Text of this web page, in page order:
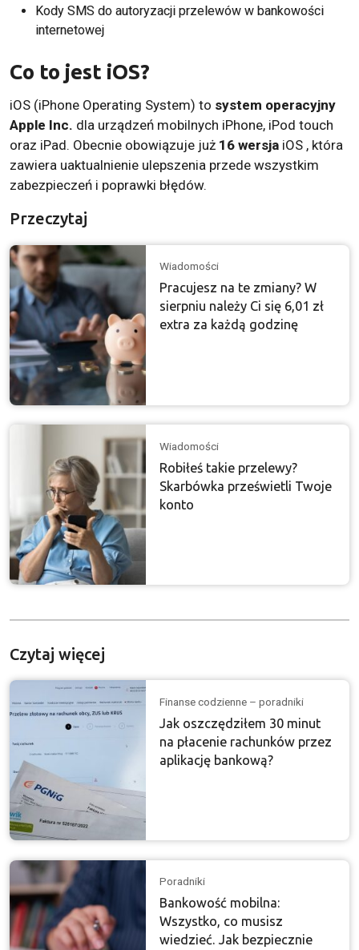
Kody SMS do autoryzacji przelewów w bankowości
internetowej
Co to jest iOS?
iOS (iPhone Operating System) to system operacyjny
Apple Inc. dla urządzeń mobilnych iPhone, iPod touch
oraz iPad. Obecnie obowiązuje już 16 wersja iOS , która
zawiera uaktualnienie ulepszenia przede wszystkim
zabezpieczeń i poprawki błędów.
Przeczytaj
Wiadomości
Pracujesz na te zmiany? W
sierpniu należy Ci się 6,01 zł
extra za każdą godzinę
Wiadomości
Robiłeś takie przelewy?
Skarbówka prześwietli Twoje
konto
Czytaj więcej
Finanse codzienne – poradniki
Jak oszczędziłem 30 minut
na płacenie rachunków przez
aplikację bankową?
Poradniki
Bankowość mobilna:
Wszystko, co musisz
wiedzieć. Jak bezpiecznie